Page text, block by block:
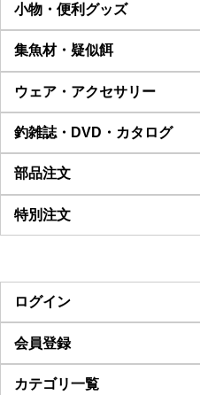
小物・便利グッズ
集魚材・疑似餌
ウェア・アクセサリー
釣雑誌・DVD・カタログ
部品注文
特別注文
ログイン
会員登録
カテゴリ一覧